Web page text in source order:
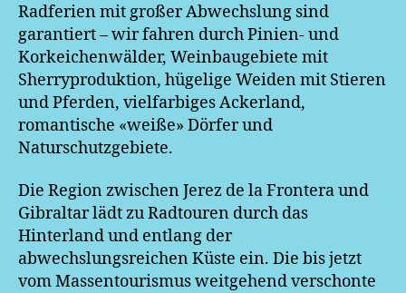
Radferien mit großer Abwechslung sind
garantiert – wir fahren durch Pinien- und
Korkeichenwälder, Weinbaugebiete mit
Sherryproduktion, hügelige Weiden mit Stieren
und Pferden, vielfarbiges Ackerland,
romantische «weiße» Dörfer und
Naturschutzgebiete.
Die Region zwischen Jerez de la Frontera und
Gibraltar lädt zu Radtouren durch das
Hinterland und entlang der
abwechslungsreichen Küste ein. Die bis jetzt
vom Massentourismus weitgehend verschonte